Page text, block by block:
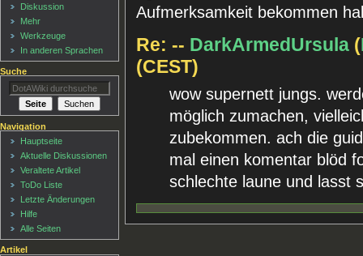
Aufmerksamkeit bekommen
Re: -- DarkArmedUrsula (
(CEST)
wow supernett jungs.
möglich zumachen,
zubekommen. ach die
mal einen komentar blöd
schlechte laune und lasst
Diskussion
Mehr
Werkzeuge
In anderen Sprachen
Suche
Navigation
Hauptseite
Aktuelle Diskussionen
Veraltete Artikel
ToDo Liste
Letzte Änderungen
Hilfe
Alle Seiten
Artikel